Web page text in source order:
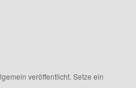
veröffentlicht. Setze ein